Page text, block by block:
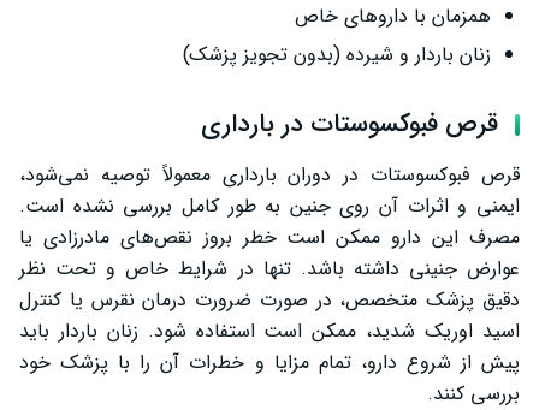
همزمان با داروهای خاص
زنان باردار و شیرده (بدون تجویز پزشک)
قرص فبوکسوستات در بارداری
قرص فبوکسوستات در دوران بارداری معمولاً توصیه نمی‌شود،
ایمنی و اثرات آن روی جنین به طور کامل بررسی نشده است.
مصرف این دارو ممکن است خطر بروز نقص‌های مادرزادی یا
عوارض جنینی داشته باشد. تنها در شرایط خاص و تحت نظر
دقیق پزشک متخصص، در صورت ضرورت درمان نقرس یا کنترل
اسید اوریک شدید، ممکن است استفاده شود. زنان باردار باید
پیش از شروع دارو، تمام مزایا و خطرات آن را با پزشک خود
بررسی کنند.